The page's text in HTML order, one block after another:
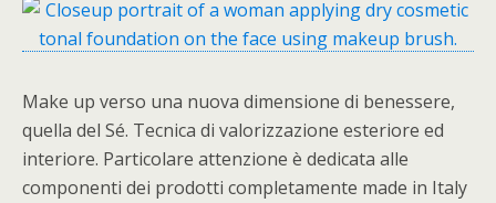
Make up verso una nuova dimensione di benessere,
quella del Sé. Tecnica di valorizzazione esteriore ed
interiore. Particolare attenzione è dedicata alle
componenti dei prodotti completamente made in Italy